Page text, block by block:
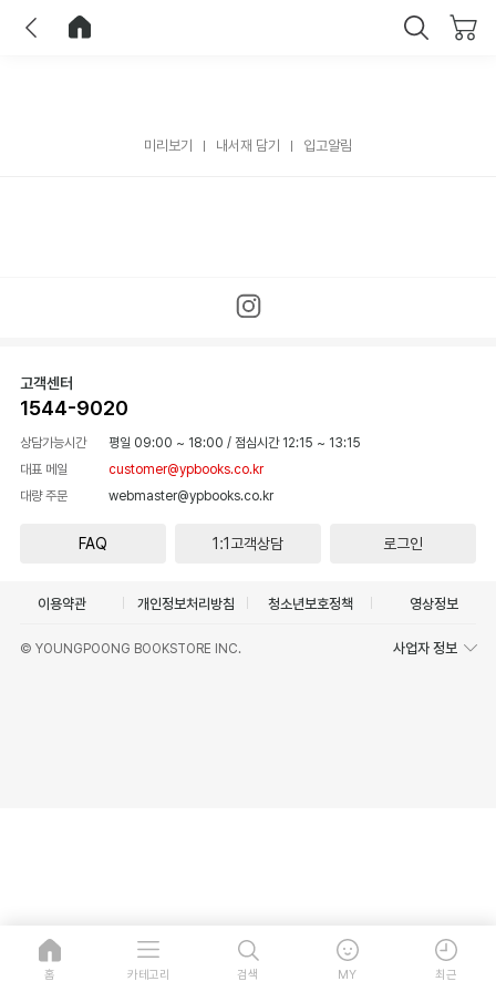
미리보기 내서재 담기 입고알림
고객센터
1544-9020
상담가능시간 평일 09:00 ~ 18:00 / 점심시간 12:15 ~ 13:15
대표 메일
customer@ypbooks.co.kr
대량 주문
webmaster@ypbooks.co.kr
FAQ 1:1고객상담 로그인
이용약관 개인정보처리방침 청소년보호정책 영상정보
© YOUNGPOONG BOOKSTORE INC. 사업자 정보
홈 카테고리 검색 MY 최근